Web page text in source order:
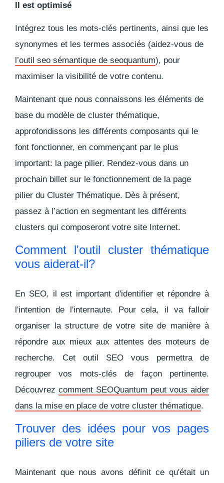
Il est optimisé
Intégrez tous les mots-clés pertinents, ainsi que les
synonymes et les termes associés (aidez-vous de
l’outil seo sémantique de seoquantum), pour
maximiser la visibilité de votre contenu.
Maintenant que nous connaissons les éléments de
base du modèle de cluster thématique,
approfondissons les différents composants qui le
font fonctionner, en commençant par le plus
important: la page pilier. Rendez-vous dans un
prochain billet sur le fonctionnement de la page
pilier du Cluster Thématique. Dès à présent,
passez à l’action en segmentant les différents
clusters qui composeront votre site Internet.
Comment l'outil cluster thématique
vous aiderat-il?
En SEO, il est important d'identifier et répondre à
l'intention de l'internaute. Pour cela, il va falloir
organiser la structure de votre site de manière à
répondre aux mieux aux attentes des moteurs de
recherche. Cet outil SEO vous permettra de
regrouper vos mots-clés de façon pertinente.
Découvrez comment SEOQuantum peut vous aider
dans la mise en place de votre cluster thématique.
Trouver des idées pour vos pages
piliers de votre site
Maintenant que nous avons définit ce qu'était un